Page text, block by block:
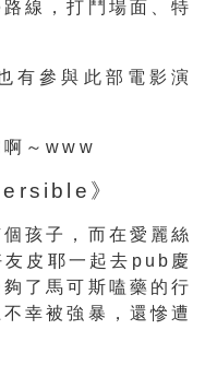
線，打鬥場面、特
有參與此部電影演
～www
》
孩子，而在愛麗絲
皮耶一起去pub慶
了馬可斯嗑藥的行
幸被強暴，還慘遭